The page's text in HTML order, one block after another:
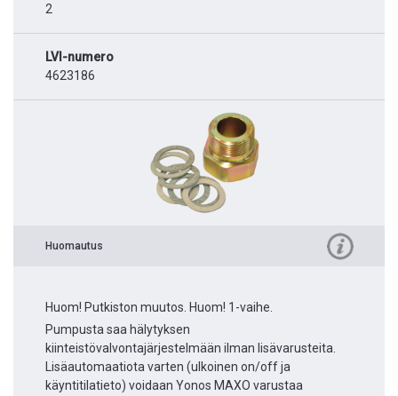
2
LVI-numero
4623186
Huomautus
Huom! Putkiston muutos. Huom! 1-vaihe.
Pumpusta saa hälytyksen
kiinteistövalvontajärjestelmään ilman lisävarusteita.
Lisäautomaatiota varten (ulkoinen on/off ja
käyntitilatieto) voidaan Yonos MAXO varustaa